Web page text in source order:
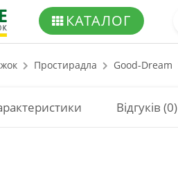
КАТАЛОГ
Простирадла Good-Dream
Відгуків (0)